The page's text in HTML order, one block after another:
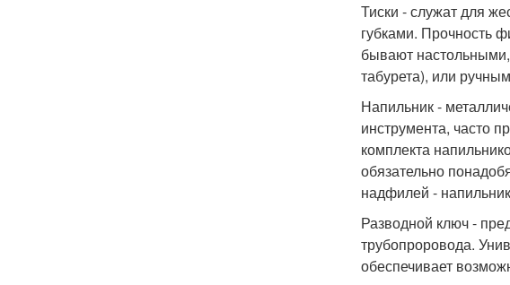
Тиски - служат для
губками. Прочность
бывают
табурета), или
Напильник -
инструмента, часто
комплекта
обязательно
надфилей -
Разводной ключ -
трубопроровода.
обеспечивает